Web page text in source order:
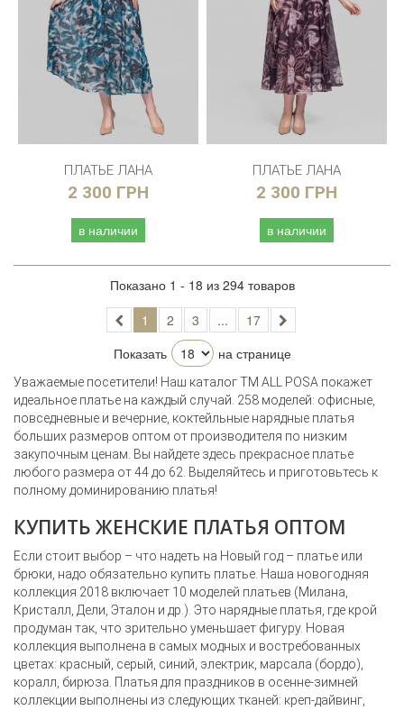
ПЛАТЬЕ ЛАНА
2 300 ГРН
в наличии
ПЛАТЬЕ ЛАНА
2 300 ГРН
в наличии
1 2 3 ...
17
Показать
на странице
Показано 1 - 18 из 294 товаров
Уважаемые посетители! Наш каталог ТМ ALL POSA покажет
идеальное платье на каждый случай. 258 моделей: офисные,
повседневные и вечерние, коктейльные нарядные платья
больших размеров оптом от производителя по низким
закупочным ценам. Вы найдете здесь прекрасное платье
любого размера от 44 до 62. Выделяйтесь и приготовьтесь к
полному доминированию платья!
КУПИТЬ ЖЕНСКИЕ ПЛАТЬЯ ОПТОМ
Если стоит выбор – что надеть на Новый год – платье или
брюки, надо обязательно купить платье. Наша новогодняя
коллекция 2018 включает 10 моделей платьев (Милана,
Кристалл, Дели, Эталон и др.). Это нарядные платья, где крой
продуман так, что зрительно уменьшает фигуру. Новая
коллекция выполнена в самых модных и востребованных
цветах: красный, серый, синий, электрик, марсала (бордо),
коралл, бирюза. Платья для праздников в осенне-зимней
коллекции выполнены из следующих тканей: креп-дайвинг,